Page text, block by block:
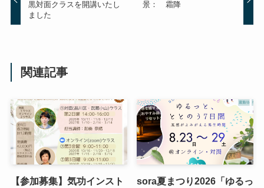
黒対面クラスを開講いたし
ました
景： 霜降
関連記事
【参加募集】気功インスト
sora夏まつり2026「ゆるっ